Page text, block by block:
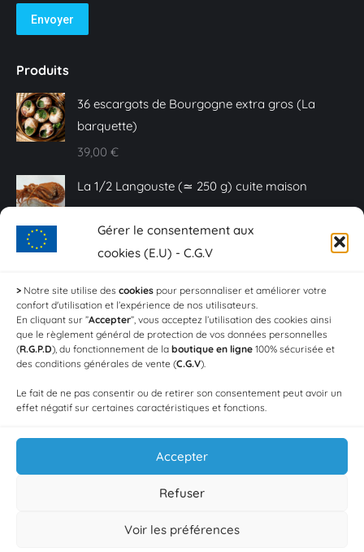
Gérer le consentement aux
cookies (E.U) - C.G.V
> Notre site utilise des cookies pour personnaliser et améliorer votre
confort d'utilisation et l’expérience de nos utilisateurs.
En cliquant sur ”Accepter”, vous acceptez l’utilisation des cookies ainsi
que le règlement général de protection de vos données personnelles
(R.G.P.D), du fonctionnement de la boutique en ligne 100% sécurisée et
des conditions générales de vente (C.G.V).
Le fait de ne pas consentir ou de retirer son consentement peut avoir un
effet négatif sur certaines caractéristiques et fonctions.
Accepter
Refuser
Voir les préférences
Envoyer
Produits
36 escargots de Bourgogne extra gros (La
barquette)
39,00 €
La 1/2 Langouste (≃ 250 g) cuite maison
25,00€
Caviar Baeri - 10 g
Sashimi de truite fumée - Plaquette de 150 g
18,00€
4,20€